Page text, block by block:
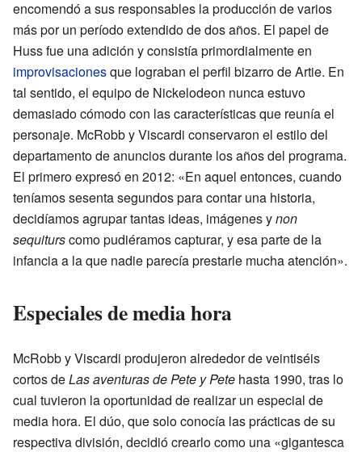
encomendó a sus responsables la producción de varios
más por un período extendido de dos años. El papel de
Huss fue una adición y consistía primordialmente en
improvisacionesque lograban el perfil bizarro de Artie. En
tal sentido, el equipo de Nickelodeon nunca estuvo
demasiado cómodo con las características que reunía el
personaje. McRobb y Viscardi conservaron el estilo del
departamento de anuncios durante los años del programa.
El primero expresó en 2012: «En aquel entonces, cuando
teníamos sesenta segundos para contar una historia,
decidíamos agrupar tantas ideas, imágenes ynon
sequiturscomo pudiéramos capturar, y esa parte de la
infancia a la que nadie parecía prestarle mucha atención».
Especiales de media hora
McRobb y Viscardi produjeron alrededor de veintiséis
cortos deLas aventuras de Pete y Pete hasta 1990, tras lo
cual tuvieron la oportunidad de realizar un especial de
media hora. El dúo, que solo conocía las prácticas de su
respectiva división, decidió crearlo como una «gigantesca